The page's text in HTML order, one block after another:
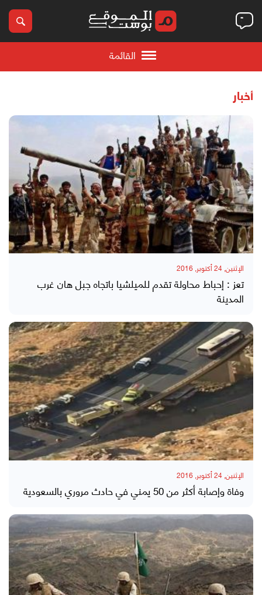
القائمة
أخبار
الإثنين, 24 أكتوبر, 2016
تعز : إحباط محاولة تقدم للميلشيا باتجاه جبل هان غرب
المدينة
الإثنين, 24 أكتوبر, 2016
وفاة وإصابة أكثر من 50 يمني في حادث مروري بالسعودية